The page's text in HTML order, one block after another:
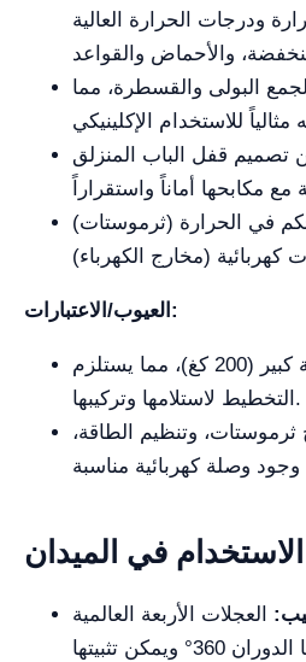
ودرجات الحرارة العالية
البولى والقسطرة، مما
تصميم قفل الباب المنزلق
في الحرارة (ثرموستات)
العيوب/الاعتبارات:
الوزن: وزن الحزمة كبير (200 كغ)، مما يستلزم
التخطيط لاستلامها وتركيبها.
ثرموستات، وتنظيم الطاقة،
الاستخدام في الميدان
العجلات الأربعة العالمية
صامتة في القاعدة يمكنها الدوران 360° ويمكن تثبيتها